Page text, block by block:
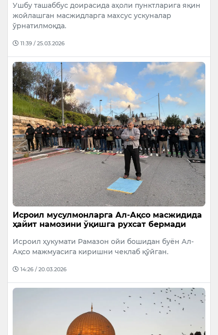
Ушбу ташаббус доирасида аҳоли пунктларига яқин
жойлашган масжидларга махсус ускуналар
ўрнатилмоқда.
11:39 / 25.03.2026
Исроил мусулмонларга Ал-Ақсо масжидида
ҳайит намозини ўқишга рухсат бермади
Исроил ҳукумати Рамазон ойи бошидан буён Ал-
Ақсо мажмуасига киришни чеклаб қўйган.
14:26 / 20.03.2026